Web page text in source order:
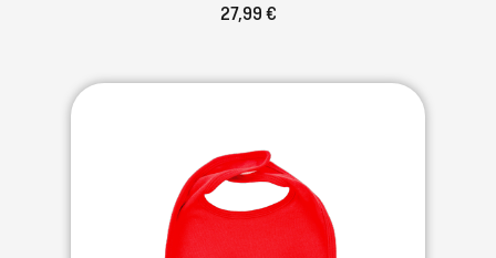
27,99 €